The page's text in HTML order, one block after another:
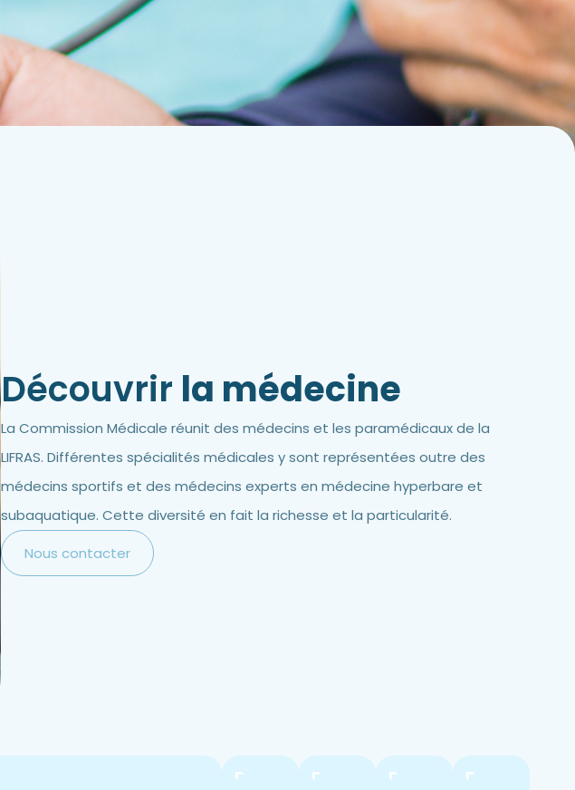
Découvrir la médecine
La Commission Médicale réunit des médecins et les paramédicaux de la
LIFRAS. Différentes spécialités médicales y sont représentées outre des
médecins sportifs et des médecins experts en médecine hyperbare et
subaquatique. Cette diversité en fait la richesse et la particularité.
Nous contacter
> > > >